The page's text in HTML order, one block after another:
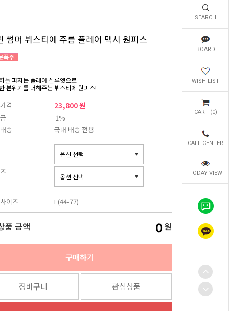
SEARCH
BOARD
WISH LIST
CART (0)
CALL CENTER
TODAY VIEW
썸머 뷔스티에 주름 플레어 맥시 원피스
늘 퍼지는 플레어 실루엣으로
분위기를 더해주는 뷔스티에 원피스!
격 23,800 원
1%
송
국내 배송 전용
이즈 F(44-77)
품 금액 0 원
구매하기
장바구니 관심상품